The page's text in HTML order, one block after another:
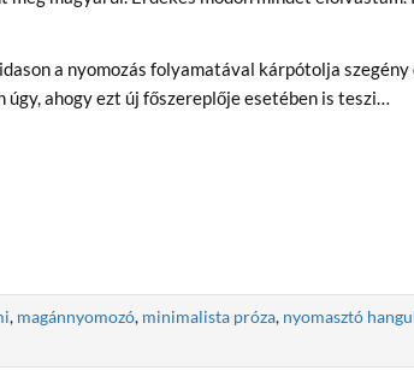
a nyomozás folyamatával kárpótolja
ahogy ezt új főszereplője esetében is teszi…
, magánnyomozó, minimalista próza, nyomasztó